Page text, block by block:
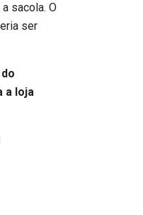
sacola. O
ser
a loja